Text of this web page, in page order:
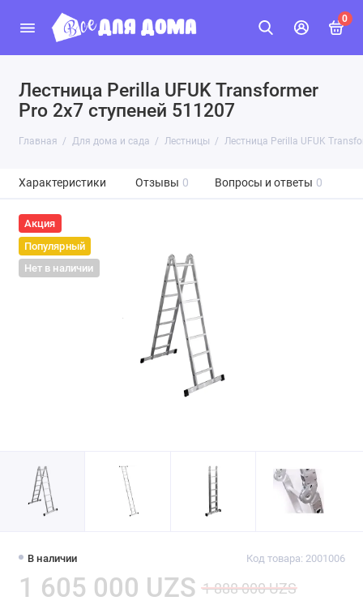
0
Лестница Perilla UFUK Transformer
Pro 2х7 ступеней 511207
Главная Для дома и сада Лестницы Лестница Perilla UFUK
Характеристики Отзывы 0 Вопросы и ответы 0
Акция
Популярный
Нет в наличии
В наличии Код товара: 2001006
1 605 000 UZS 1 888 000 UZS